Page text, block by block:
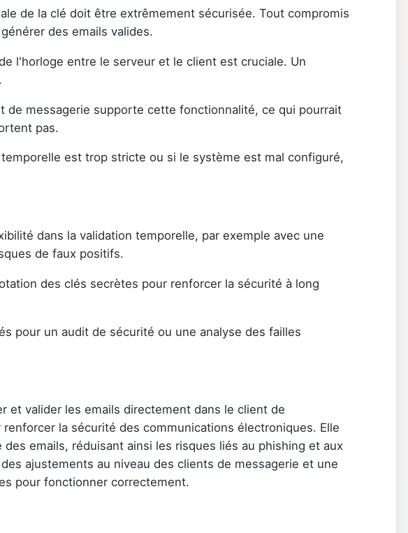
de la clé doit être extrêmement sécurisée. Tout compromis
des emails valides.
l'horloge entre le serveur et le client est cruciale. Un
de messagerie supporte cette fonctionnalité, ce qui pourrait
pas.
est trop stricte ou si le système est mal configuré,
dans la validation temporelle, par exemple avec une
de faux positifs.
des clés secrètes pour renforcer la sécurité à long
pour un audit de sécurité ou une analyse des failles
et valider les emails directement dans le client de
la sécurité des communications électroniques. Elle
emails, réduisant ainsi les risques liés au phishing et aux
ajustements au niveau des clients de messagerie et une
pour fonctionner correctement.